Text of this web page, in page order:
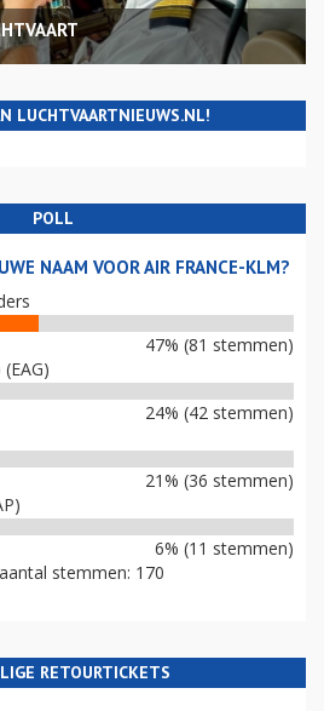
LUCHTVAARTNIEUWS.NL!
POLL
NAAM VOOR AIR FRANCE-KLM?
47% (81 stemmen)
24% (42 stemmen)
21% (36 stemmen)
6% (11 stemmen)
stemmen: 170
RETOURTICKETS